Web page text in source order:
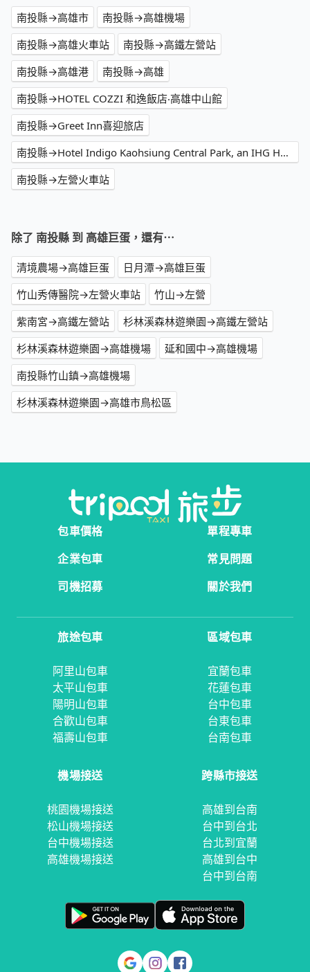
南投縣→高雄市
南投縣→高雄機場
南投縣→高雄火車站
南投縣→高鐵左營站
南投縣→高雄港
南投縣→高雄
南投縣→HOTEL COZZI 和逸飯店‧高雄中山館
南投縣→Greet Inn喜迎旅店
南投縣→Hotel Indigo Kaohsiung Central Park, an IHG Hotel
南投縣→左營火車站
除了 南投縣 到 高雄巨蛋，還有⋯
清境農場→高雄巨蛋
日月潭→高雄巨蛋
竹山秀傳醫院→左營火車站
竹山→左營
紫南宮→高鐵左營站
杉林溪森林遊樂園→高鐵左營站
杉林溪森林遊樂園→高雄機場
延和國中→高雄機場
南投縣竹山鎮→高雄機場
杉林溪森林遊樂園→高雄市鳥松區
包車價格
單程專車
企業包車
常見問題
司機招募
關於我們
旅途包車
阿里山包車
太平山包車
陽明山包車
合歡山包車
福壽山包車
區域包車
宜蘭包車
花蓮包車
台中包車
台東包車
台南包車
機場接送
桃園機場接送
松山機場接送
台中機場接送
高雄機場接送
跨縣市接送
高雄到台南
台中到台北
台北到宜蘭
高雄到台中
台中到台南